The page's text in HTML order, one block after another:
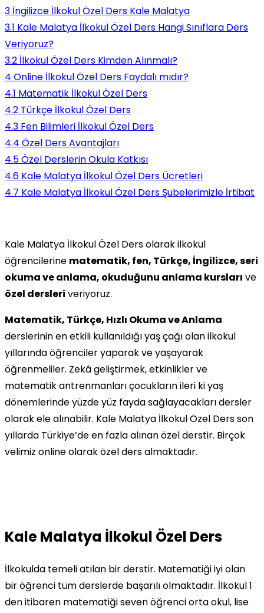
3 İngilizce İlkokul Özel Ders Kale Malatya
3.1 Kale Malatya İlkokul Özel Ders Hangi Sınıflara Ders
Veriyoruz?
3.2 İlkokul Özel Ders Kimden Alınmalı?
4 Online İlkokul Özel Ders Faydalı mıdır?
4.1 Matematik İlkokul Özel Ders
4.2 Türkçe İlkokul Özel Ders
4.3 Fen Bilimleri İlkokul Özel Ders
4.4 Özel Ders Avantajları
4.5Özel Derslerin Okula Katkısı
4.6 Kale Malatya İlkokul Özel Ders Ücretleri
4.7 Kale Malatya İlkokul Özel Ders Şubelerimizle İrtibat
Kale Malatya İlkokul Özel Ders olarak ilkokul
öğrencilerine matematik, fen, Türkçe, İngilizce, seri
okuma ve anlama, okuduğunu anlama kursları ve
özel dersleri veriyoruz.
Matematik, Türkçe, Hızlı Okuma ve Anlama
derslerinin en etkili kullanıldığı yaş çağı olan ilkokul
yıllarında öğrenciler yaparak ve yaşayarak
öğrenmeliler. Zekâ geliştirmek, etkinlikler ve
matematik antrenmanları çocukların ileri ki yaş
dönemlerinde yüzde yüz fayda sağlayacakları dersler
olarak ele alınabilir. Kale Malatya İlkokul Özel Ders son
yıllarda Türkiye’de en fazla alınan özel derstir. Birçok
velimiz online olarak özel ders almaktadır.
Kale Malatya İlkokul Özel Ders
İlkokulda temeli atılan bir derstir. Matematiği iyi olan
bir öğrenci tüm derslerde başarılı olmaktadır. İlkokul 1
den itibaren matematiği seven öğrenci orta okul, lise